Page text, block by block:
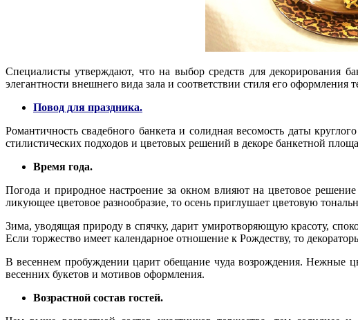
Специалисты утверждают, что на выбор средств для декорирования
элегантности внешнего вида зала и соответствии стиля его оформления
Повод для праздника.
Романтичность свадебного банкета и солидная весомость даты
стилистических подходов и цветовых решений в декоре банкетной
Время года.
Погода и природное настроение за окном влияют на цветовое
ликующее цветовое разнообразие, то осень приглушает цветовую
Зима, уводящая природу в спячку, дарит умиротворяющую красоту,
Если торжество имеет календарное отношение к Рождеству, то
В весеннем пробуждении царит обещание чуда возрождения. Нежные
весенних букетов и мотивов оформления.
Возрастной состав гостей.